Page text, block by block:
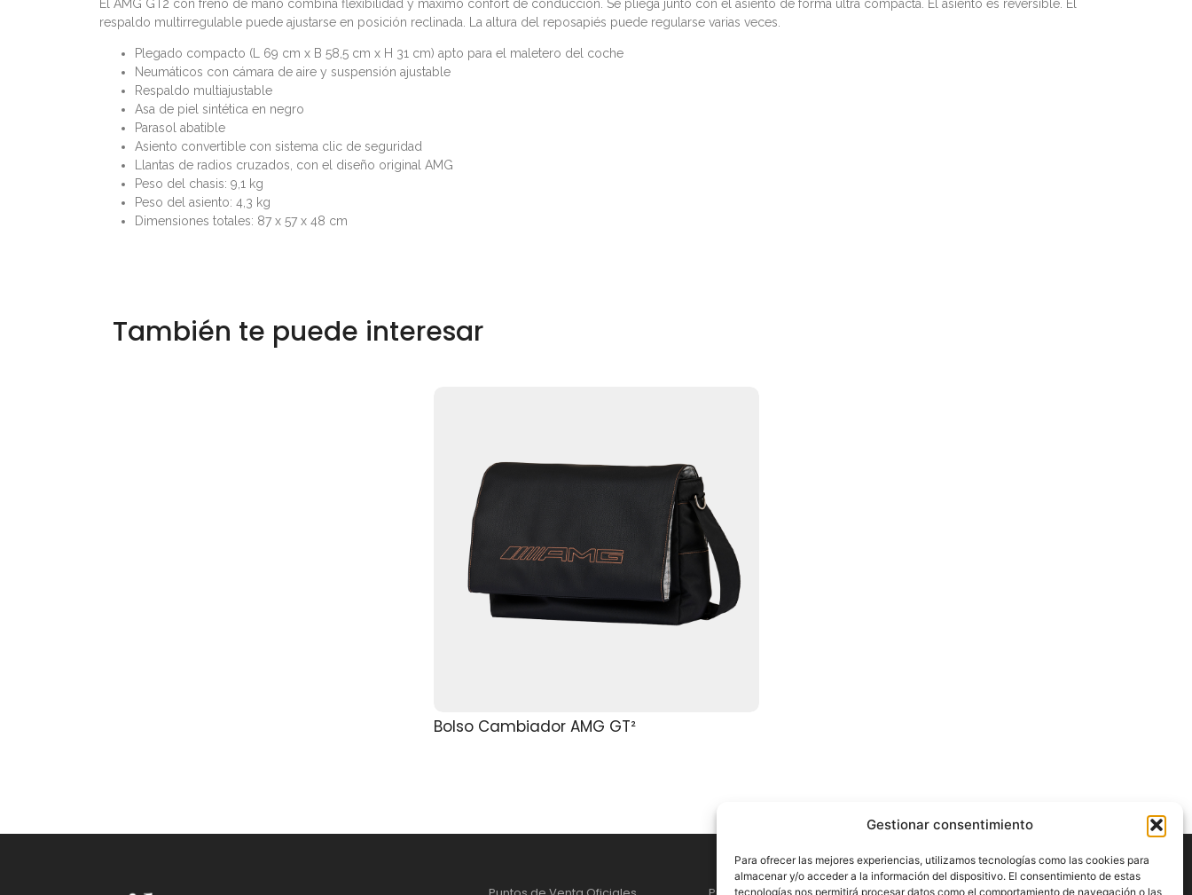
Gestionar consentimiento
Para ofrecer las mejores experiencias, utilizamos tecnologías como las cookies para
almacenar y/o acceder a la información del dispositivo. El consentimiento de estas
tecnologías nos permitirá procesar datos como el comportamiento de navegación o las
El AMG GT2 con freno de mano combina flexibilidad y máximo confort de conducción. Se pliega junto con el asiento de forma ultra compacta. El asiento es reversible. El
respaldo multirregulable puede ajustarse en posición reclinada. La altura del reposapiés puede regularse varias veces.
Plegado compacto (L 69 cm x B 58,5 cm x H 31 cm) apto para el maletero del coche
Neumáticos con cámara de aire y suspensión ajustable
Respaldo multiajustable
Asa de piel sintética en negro
Parasol abatible
Asiento convertible con sistema clic de seguridad
Llantas de radios cruzados, con el diseño original AMG
Peso del chasis: 9,1 kg
Peso del asiento: 4,3 kg
Dimensiones totales: 87 x 57 x 48 cm
También te puede interesar
Bolso Cambiador AMG GT²